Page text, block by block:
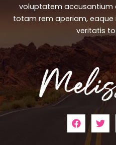
voluptatem accusantium
totam rem aperiam, eaque
veritatis